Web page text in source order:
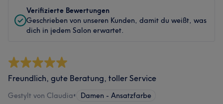
Verifizierte Bewertungen
Geschrieben von unseren Kunden, damit du weißt, was
dich in jedem Salon erwartet.
Freundlich, gute Beratung, toller Service
Gestylt von Claudia• Damen - Ansatzfarbe